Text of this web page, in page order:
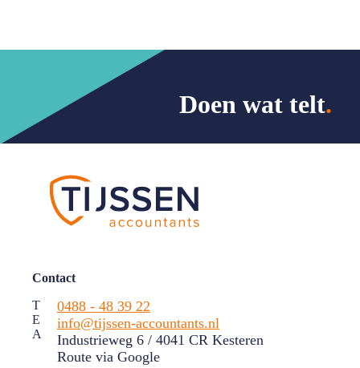
Doen wat telt.
Contact
T
E
A
0488 - 48 39 22
info@tijssen-accountants.nl
Industrieweg 6 / 4041 CR Kesteren
Route via Google